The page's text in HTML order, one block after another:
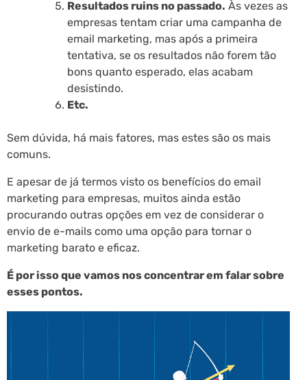
Resultados ruins no passado. Às vezes as
empresas tentam criar uma campanha de
email marketing, mas após a primeira
tentativa, se os resultados não forem tão
bons quanto esperado, elas acabam
desistindo.
Etc.
Sem dúvida, há mais fatores, mas estes são os mais
comuns.
E apesar de já termos visto os benefícios do email
marketing para empresas, muitos ainda estão
procurando outras opções em vez de considerar o
envio de e-mails como uma opção para tornar o
marketing barato e eficaz.
É por isso que vamos nos concentrar em falar sobre
esses pontos.